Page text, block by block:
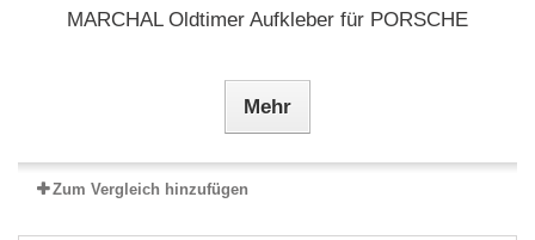
MARCHAL Oldtimer Aufkleber für PORSCHE
Mehr
Zum Vergleich hinzufügen